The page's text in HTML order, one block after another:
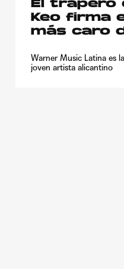
© 2015-2022 UMOMAG.
El trapero
Keo firma
más caro
Warner Music Latina es
joven artista alicantino